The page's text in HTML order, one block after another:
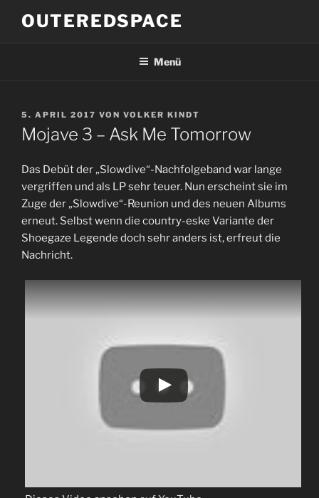
InhaltOUTEREDSPACE
Menü
VERÖFFENTLICHT
AM
5. APRIL 2017 VON VOLKER KINDT
Mojave 3 – Ask Me Tomorrow
Das Debüt der „Slowdive“-Nachfolgeband war lange
vergriffen und als LP sehr teuer. Nun erscheint sie im
Zuge der „Slowdive“-Reunion und des neuen Albums
erneut. Selbst wenn die country-eske Variante der
Shoegaze Legende doch sehr anders ist, erfreut die
Nachricht.